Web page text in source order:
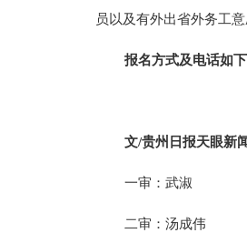
员以及有外出省外务工
报名方式及电话如下
文/贵州日报天眼新
一审：武淑
二审：汤成伟